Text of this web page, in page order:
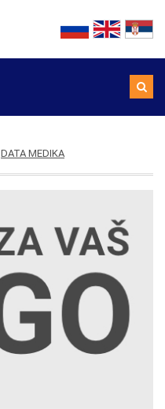
DATA MEDIKA